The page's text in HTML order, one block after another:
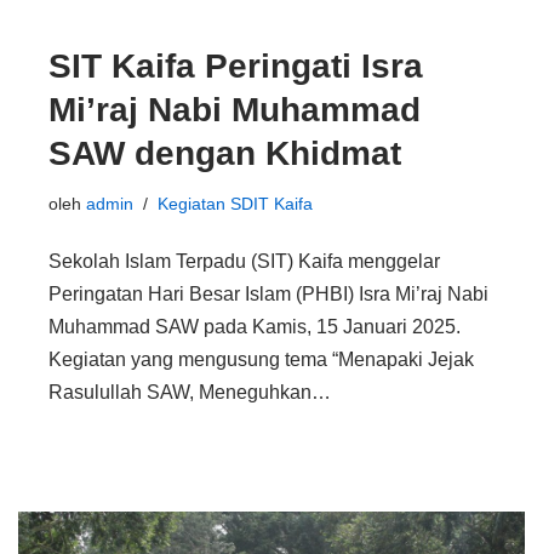
SIT Kaifa Peringati Isra
Mi’raj Nabi Muhammad
SAW dengan Khidmat
oleh admin Kegiatan SDIT Kaifa
Sekolah Islam Terpadu (SIT) Kaifa menggelar
Peringatan Hari Besar Islam (PHBI) Isra Mi’raj Nabi
Muhammad SAW pada Kamis, 15 Januari 2025.
Kegiatan yang mengusung tema “Menapaki Jejak
Rasulullah SAW, Meneguhkan…